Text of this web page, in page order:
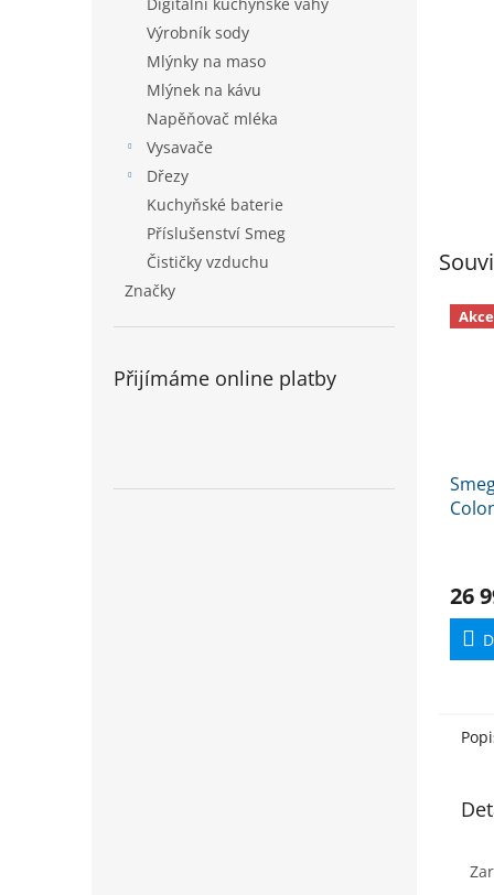
Výrobník sody
Mlýnky na maso
Mlýnek na kávu
Napěňovač mléka
Vysavače
Dřezy
Kuchyňské baterie
Příslušenství Smeg
Čističky vzduchu
Značky
Přijímáme online platby
Akce
26